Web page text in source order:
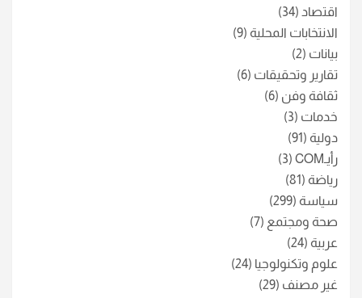
اقتصاد (34)
الانتخابات المحلية (9)
بيانات (2)
تقارير وتحقيقات (6)
ثقافة وفن (6)
خدمات (3)
دولية (91)
رأيـCOM
(3)
رياضة (81)
سياسة (299)
صحة ومجتمع (7)
عربية (24)
علوم وتكنولوجيا (24)
غير مصنف (29)